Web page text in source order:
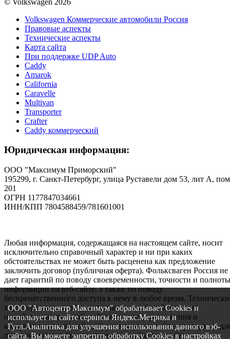
ООО "Автоцентр Максимум" обрабатывает Cookies и
использует на сайте сервисы Яндекс.Метрика и
Гугл.Аналитика для улучшения использования данного вэб-
сайта. Вы можете запретить обработку Cookies в настройках
Volkswagen Коммерческие автомобили Россия
Правовые аспекты
Технические аспекты
Карта сайта
При поддержке UDP Auto
Caddy
Amarok
California
Caravelle
Multivan
Transporter
Crafter
Caddy коммерческий
Юридическая информация:
ООО "Максимум Приморский"
195299, г. Санкт-Петербург, улица Руставели дом 53, лит А,
201
ОГРН 1177847034661
ИНН/КПП 7804588459/781601001
Любая информация, содержащаяся на настоящем сайте, носит
исключительно справочный характер и ни при каких
обстоятельствах не может быть расценена как предложение
заключить договор (публичная оферта). Фольксваген Россия не
дает гарантий по поводу своевременности, точности и полноты
информации на веб-сайте, а также по поводу
беспрепятственного доступа к нему в любое время.
характеристики и оборудование автомобилей, условия
приобретения автомобилей, цены, спецпредложения и
комплектации автомобилей, указанные на сайте, приведены
примера и могут быть изменены в любое время без